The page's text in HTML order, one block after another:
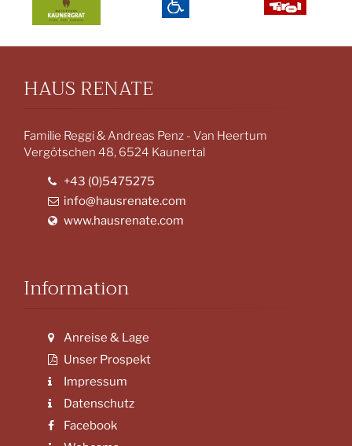
HAUS RENATE
Familie Reggi & Andreas Penz - Van Heertum
Vergötschen 48, 6524 Kaunertal
+43 (0)5475275
info@hausrenate.com
www.hausrenate.com
Information
Anreise & Lage
Unser Prospekt
Impressum
Datenschutz
Facebook